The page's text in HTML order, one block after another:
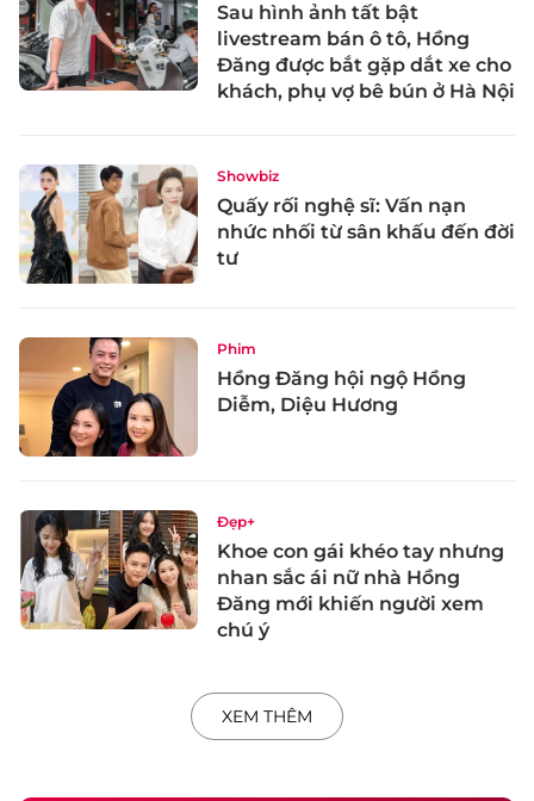
Sau hình ảnh tất bật
livestream bán ô tô, Hồng
Đăng được bắt gặp dắt xe cho
khách, phụ vợ bê bún ở Hà Nội
Showbiz
Quấy rối nghệ sĩ: Vấn nạn
nhức nhối từ sân khấu đến đời
tư
Phim
Hồng Đăng hội ngộ Hồng
Diễm, Diệu Hương
Đẹp+
Khoe con gái khéo tay nhưng
nhan sắc ái nữ nhà Hồng
Đăng mới khiến người xem
chú ý
XEM THÊM